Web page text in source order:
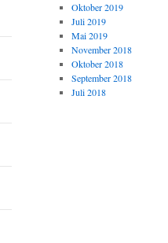
Oktober 2019
Juli 2019
Mai 2019
November 2018
Oktober 2018
September 2018
Juli 2018